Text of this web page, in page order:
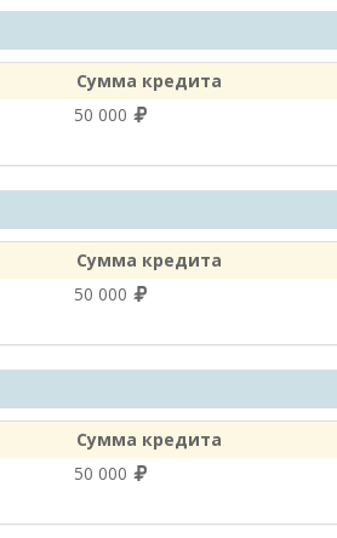
Сумма кредита
50 000
Сумма кредита
50 000
Сумма кредита
50 000